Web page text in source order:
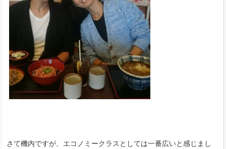
さて機内ですが、エコノミークラスとしては一番広いと感じまし